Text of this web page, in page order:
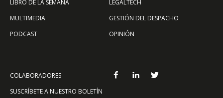
LIBRO DE LA SEMANA
MULTIMEDIA
PODCAST
LEGALTECH
GESTIÓN DEL DESPACHO
OPINIÓN
COLABORADORES
SUSCRÍBETE A NUESTRO BOLETÍN